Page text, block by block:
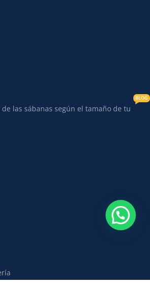
las sábanas según el tamaño de tu
BLOG